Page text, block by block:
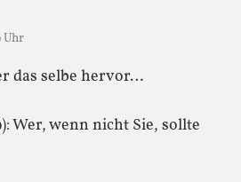
Uhr
das selbe hervor…
Wer, wenn nicht Sie, sollte